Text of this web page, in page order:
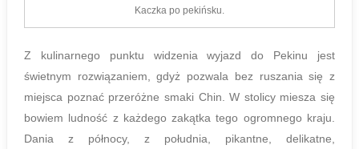
Kaczka po pekińsku.
Z kulinarnego punktu widzenia wyjazd do Pekinu jest
świetnym rozwiązaniem, gdyż pozwala bez ruszania się z
miejsca poznać przeróżne smaki Chin. W stolicy miesza się
bowiem ludność z każdego zakątka tego ogromnego kraju.
Dania z północy, z południa, pikantne, delikatne,